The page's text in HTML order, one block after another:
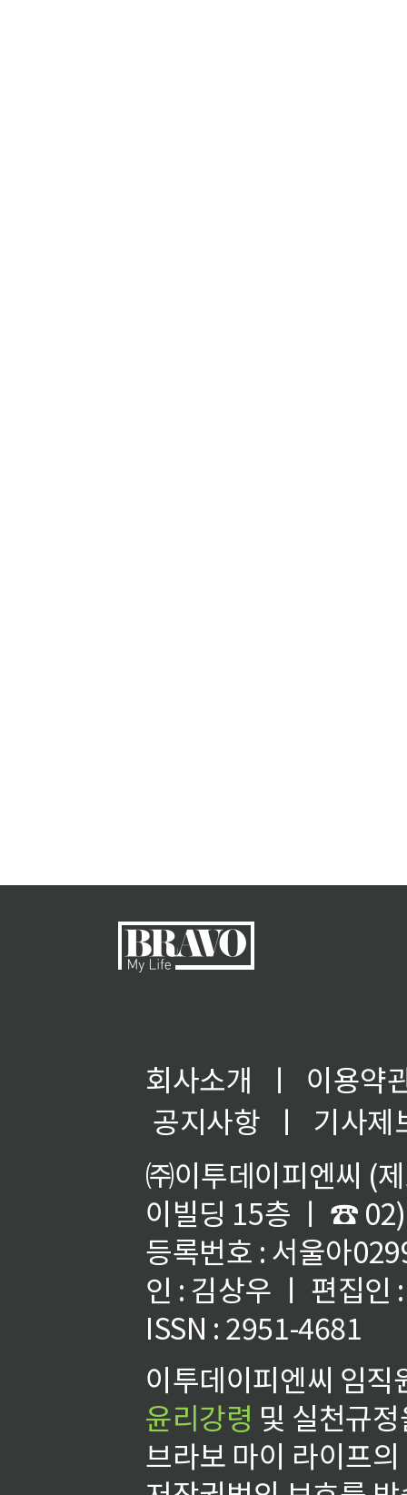
회사소개 ㅣ
이용약
공지사항
ㅣ
기사제
㈜이투데이피엔씨 (
이빌딩 15층 ㅣ ☎
등록번호 : 서울아
인 : 김상우 ㅣ 편집인
ISSN : 2951-4681
이투데이피엔씨 임
윤리강령 및 실천규
브라보 마이 라이프